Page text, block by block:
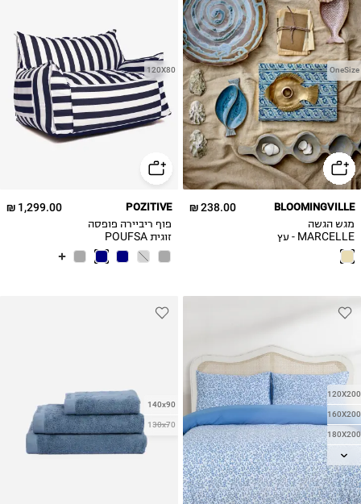
OneSize
238.00 ₪ BLOOMINGVILLE
מגש הגשה
MARCELLE - עץ
מנגו טב
120X80
1,299.00 ₪ POZITIVE
פוף ריביירה פופסה
זוגית POUFSA
COUPLE
120X200
160X200
180X200
90X200
140x90
130x70